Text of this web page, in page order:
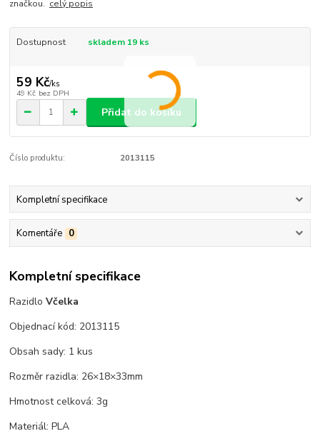
značkou. celý popis
Dostupnost skladem 19 ks
59 Kč/ks
49 Kč bez DPH
Přidat do košíku
Číslo produktu: 2013115
Kompletní specifikace
Komentáře 0
Kompletní specifikace
RazidloVčelka
Objednací kód: 2013115
Obsah sady: 1 kus
Rozměr razidla: 26×18×33mm
Hmotnost celková: 3g
Materiál: PLA